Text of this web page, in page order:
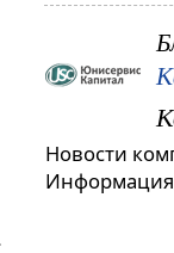
Новости
Информация